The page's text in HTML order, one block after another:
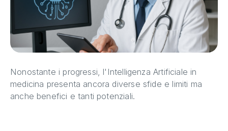
Nonostante i progressi, l'Intelligenza Artificiale in
medicina presenta ancora diverse sfide e limiti ma
anche benefici e tanti potenziali.